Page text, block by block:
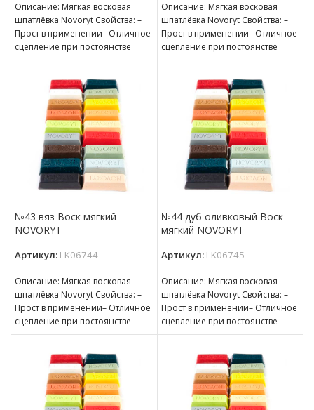
Описание: Мягкая восковая
шпатлёвка Novoryt Свойства: –
Прост в применении– Отличное
сцепление при постоянстве
консистенции– Готов к
Описание: Мягкая восковая
шпатлёвка Novoryt Свойства: –
Прост в применении– Отличное
сцепление при постоянстве
консистенции– Готов к
№43 вяз Воск мягкий
NOVORYT
Артикул: LK06744
Описание: Мягкая восковая
шпатлёвка Novoryt Свойства: –
Прост в применении– Отличное
сцепление при постоянстве
консистенции– Готов к
№44 дуб оливковый Воск
мягкий NOVORYT
Артикул: LK06745
Описание: Мягкая восковая
шпатлёвка Novoryt Свойства: –
Прост в применении– Отличное
сцепление при постоянстве
консистенции– Готов к